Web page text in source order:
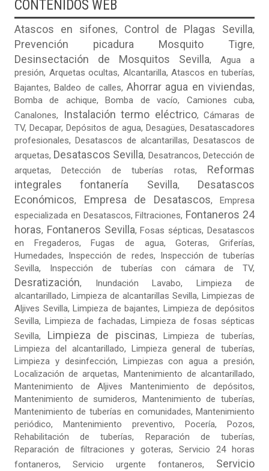
CONTENIDOS WEB
Atascos en sifones, Control de Plagas Sevilla,
Prevención picadura Mosquito Tigre,
Desinsectación de Mosquitos Sevilla, Agua a
presión, Arquetas ocultas, Alcantarilla, Atascos en tuberías,
Bajantes,Baldeo de calles,Ahorrar agua en viviendas,
Bomba de achique, Bomba de vacío, Camiones cuba,
Canalones,
Instalación termo eléctrico, Cámaras de
TV, Decapar, Depósitos de agua, Desagües, Desatascadores
profesionales, Desatascos de alcantarillas, Desatascos de
arquetas, Desatascos Sevilla, Desatrancos, Detección de
arquetas, Detección de tuberías rotas, Reformas
integrales fontanería Sevilla, Desatascos
Económicos, Empresa de Desatascos, Empresa
especializada en Desatascos,Filtraciones, Fontaneros 24
horas, Fontaneros Sevilla,Fosas sépticas,Desatascos
en Fregaderos,Fugas de agua,Goteras, Griferías,
Humedades, Inspección de redes, Inspección de tuberías
Sevilla, Inspección de tuberías con cámara de TV,
Desratización, Inundación Lavabo, Limpieza de
alcantarillado, Limpieza de alcantarillas Sevilla, Limpiezas de
Aljives Sevilla, Limpieza de bajantes, Limpieza de depósitos
Sevilla, Limpieza de fachadas,Limpieza de fosas sépticas
Sevilla, Limpieza de piscinas, Limpieza de tuberías,
Limpieza del alcantarillado, Limpieza general de tuberías,
Limpieza y desinfección, Limpiezas con agua a presión,
Localización de arquetas, Mantenimiento de alcantarillado,
Mantenimiento de Aljives Mantenimiento de depósitos,
Mantenimiento de sumideros, Mantenimiento de tuberías,
Mantenimiento de tuberías en comunidades, Mantenimiento
periódico, Mantenimiento preventivo, Pocería, Pozos,
Rehabilitación de tuberías, Reparación de tuberías,
Reparación de filtraciones y goteras, Servicio 24 horas
fontaneros, Servicio urgente fontaneros, Servicio